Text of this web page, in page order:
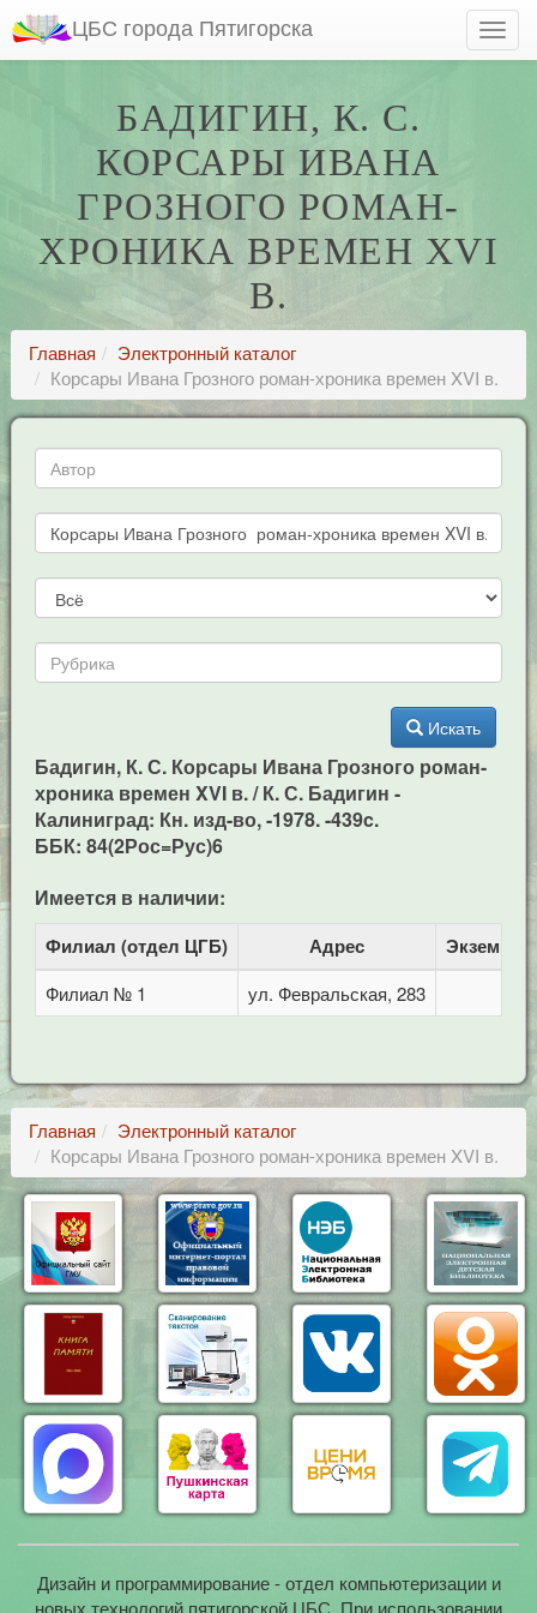
ЦБС города Пятигорска
БАДИГИН, К. С.
КОРСАРЫ ИВАНА
ГРОЗНОГО РОМАН-
ХРОНИКА ВРЕМЕН XVI
В.
Главная
Электронный каталог
Корсары Ивана Грозного роман-хроника времен XVI в.
Искать
Бадигин, К. С. Корсары Ивана Грозного роман-
хроника времен XVI в. / К. С. Бадигин -
Калиниград: Кн. изд-во, -1978. -439c.
ББК: 84(2Рос=Рус)6
Имеется в наличии:
Филиал (отдел ЦГБ) Адрес
Филиал № 1 ул. Февральская, 283
Главная
Электронный каталог
Корсары Ивана Грозного роман-хроника времен XVI в.
Дизайн и программирование - отдел компьютеризации и